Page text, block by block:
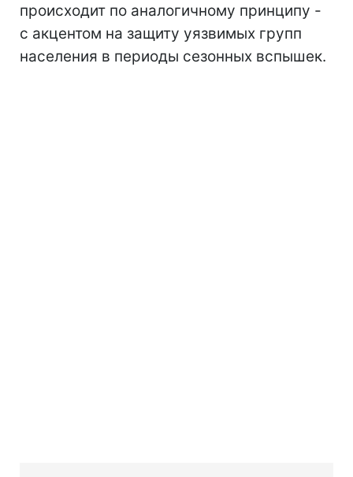
происходит по аналогичному принципу -
с акцентом на защиту уязвимых групп
населения в периоды сезонных вспышек.